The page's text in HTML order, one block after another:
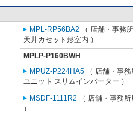
MPL-RP56BA2 （ 店舗・事務
天井カセット形室内 ）
MPLP-P160BWH
MPUZ-P224HA5 （ 店舗・事
ユニット スリムインバーター ）
MSDF-1111R2 （ 店舗・事務
）